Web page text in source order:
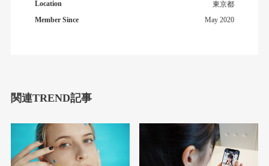
Location
東京都
Member Since
May 2020
関連TREND記事